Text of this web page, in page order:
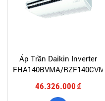
Áp Trần Daikin Inverter
FHA140BVMA/
46.326.000 đ